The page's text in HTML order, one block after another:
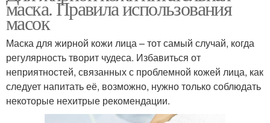
Кефирно-творожная
маска
Маски с перекисью
маска. Правила использования
масок
Маска для жирной кожи лица – тот самый случай, когда
регулярность творит чудеса. Избавиться от
неприятностей, связанных с проблемной кожей лица, как
следует напитать её, возможно, нужно только соблюдать
некоторые нехитрые рекомендации.